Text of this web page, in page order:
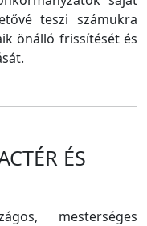
teszi számukra
önálló frissítését és
ÉS
mesterséges